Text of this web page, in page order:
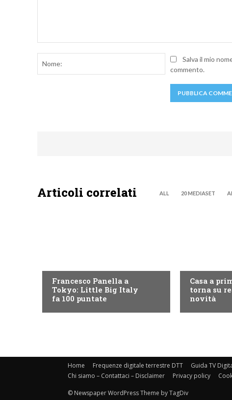
Nome:Salva il mio
commento.
Articoli correlati ALL 20 MEDIASET
Francesco Panella a
Tokyo: Little Big Italy
fa 100 puntate
Casa a
torna su
novità
Home Frequenze digitale terrestre DTT Guida TV
Chi siamo – Contattaci – Disclaimer
Privacy policy
© Newspaper WordPress Theme by TagDiv